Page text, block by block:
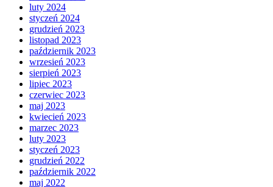
luty 2024
styczeń 2024
grudzień 2023
listopad 2023
październik 2023
wrzesień 2023
sierpień 2023
lipiec 2023
czerwiec 2023
maj 2023
kwiecień 2023
marzec 2023
luty 2023
styczeń 2023
grudzień 2022
październik 2022
maj 2022